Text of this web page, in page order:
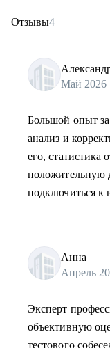
Отзывы4
Май 2026
Большой опыт за
анализ и
его, статистика
положительную
подключиться к
Анна
Апрель
Эксперт
объективную
тестового